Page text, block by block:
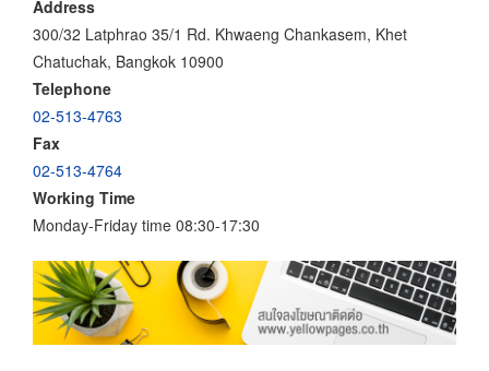
Address
300/32 Latphrao 35/1 Rd. Khwaeng Chankasem, Khet
Chatuchak, Bangkok 10900
Telephone
02-513-4763
Fax
02-513-4764
Working Time
Monday-Friday time 08:30-17:30